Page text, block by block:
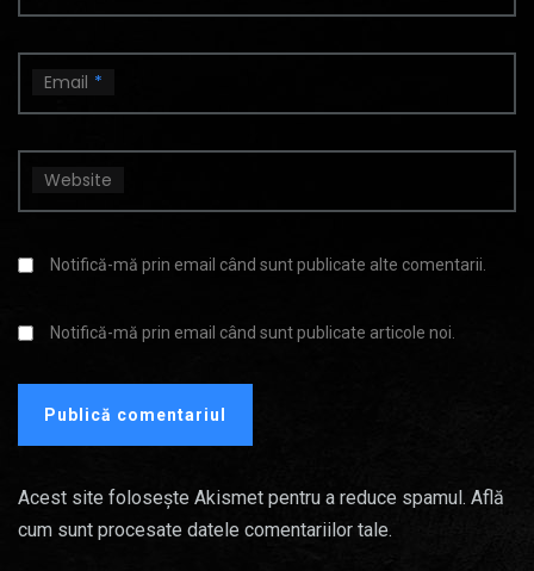
Email *
Website
Notifică-mă prin email când sunt publicate alte comentarii.
Notifică-mă prin email când sunt publicate articole noi.
Acest site folosește Akismet pentru a reduce spamul. Află
cum sunt procesate datele comentariilor tale.